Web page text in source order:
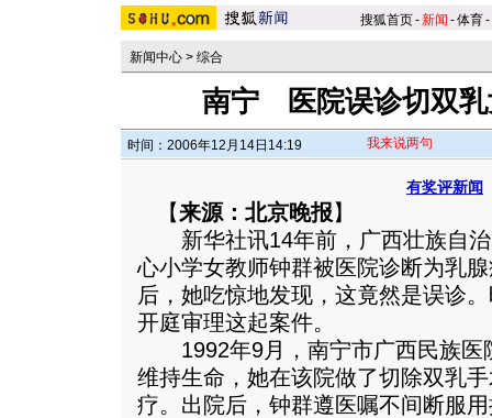
搜狐首页-新闻 -体育-
新闻中心 > 综合
南宁 医院误诊切双乳
时间：2006年12月14日14:19 我来说两句
有奖评新闻
【来源：北京晚报】
新华社讯14年前，广西壮族自治
心小学女教师钟群被医院诊断为乳
后，她吃惊地发现，这竟然是误诊
开庭审理这起案件。
1992年9月，南宁市广西民族医
维持生命，她在该院做了切除双乳
疗。出院后，钟群遵医嘱不间断服